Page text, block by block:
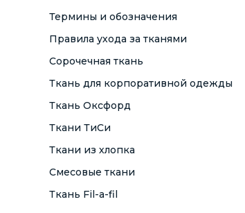
Термины и обозначения
Правила ухода за тканями
Сорочечная ткань
Ткань для корпоративной одежды
Ткань Оксфорд
Ткани ТиСи
Ткани из хлопка
Смесовые ткани
Ткань Fil-a-fil